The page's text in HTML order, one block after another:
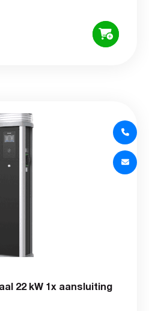
22 kW 1x aansluiting